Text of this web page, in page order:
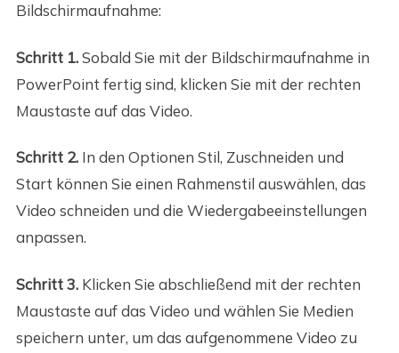
Bildschirmaufnahme:
Schritt 1.Sobald Sie mit der Bildschirmaufnahme in
PowerPoint fertig sind, klicken Sie mit der rechten
Maustaste auf das Video.
Schritt 2.In den Optionen Stil, Zuschneiden und
Start können Sie einen Rahmenstil auswählen, das
Video schneiden und die Wiedergabeeinstellungen
anpassen.
Schritt 3.Klicken Sie abschließend mit der rechten
Maustaste auf das Video und wählen Sie Medien
speichern unter, um das aufgenommene Video zu